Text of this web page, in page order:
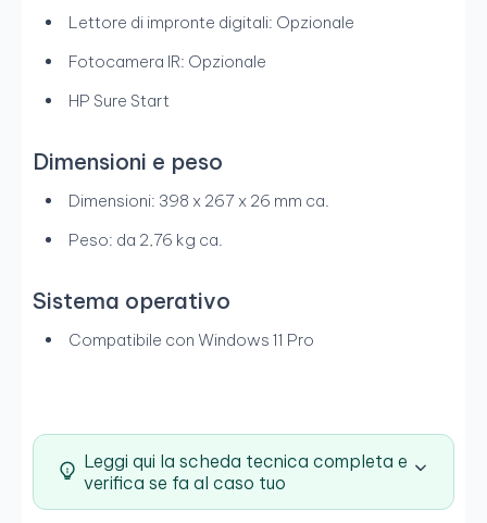
Lettore di impronte digitali: Opzionale
Fotocamera IR: Opzionale
HP Sure Start
Dimensioni e peso
Dimensioni: 398 x 267 x 26 mm ca.
Peso: da 2,76 kg ca.
Sistema operativo
Compatibile con Windows 11 Pro
Leggi qui la scheda tecnica completa e
verifica se fa al caso tuo